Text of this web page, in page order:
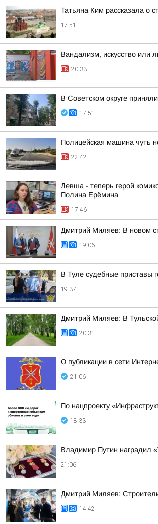
Татьяна Ким рассказала о
17:51
Вандализм, искусство или
20:33
В Советском округе
17:51
Полицейская машина чуть
22:42
Левша - теперь герой
Полина Ерёмина
17:46
Дмитрий Миляев: В новом
19:06
В Туле судебные приставы
19:37
Дмитрий Миляев: В
20:31
О публикации в сети
21:06
По нацпроекту
18:33
Владимир Путин наградил
21:06
Дмитрий Миляев:
14:42